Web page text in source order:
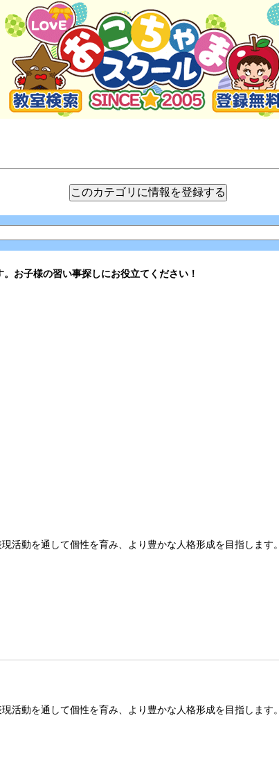
お子様の習い事探しにお役立てください！
活動を通して個性を育み、より豊かな人格形成を目指します。
活動を通して個性を育み、より豊かな人格形成を目指します。